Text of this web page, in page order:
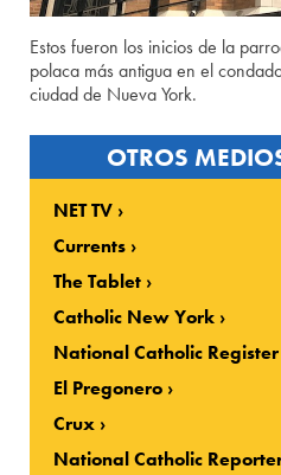
Estos fueron los inicios de la
polaca más antigua en el
ciudad de Nueva York.
OTROS
NET TV
Currents
The Tablet
Catholic New York
National Catholic Register
El Pregonero
Crux
National Catholic